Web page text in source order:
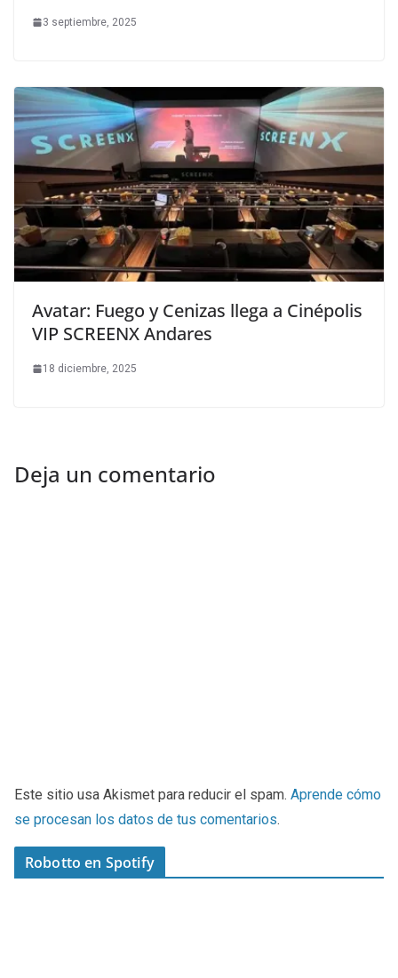
3 septiembre, 2025
Avatar: Fuego y Cenizas llega a Cinépolis
VIP SCREENX Andares
18 diciembre, 2025
Deja un comentario
Este sitio usa Akismet para reducir el spam. Aprende cómo
se procesan los datos de tus comentarios.
Robotto en Spotify